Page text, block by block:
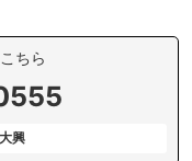
ちら
興